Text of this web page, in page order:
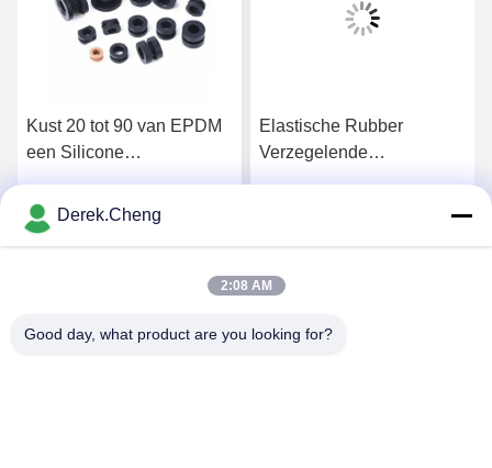
Kust 20 tot 90 van EPDM
een Silicone
Elastische Rubber
Verzegelende
Derek.Cheng
2:08 AM
Good day, what product are you looking for?